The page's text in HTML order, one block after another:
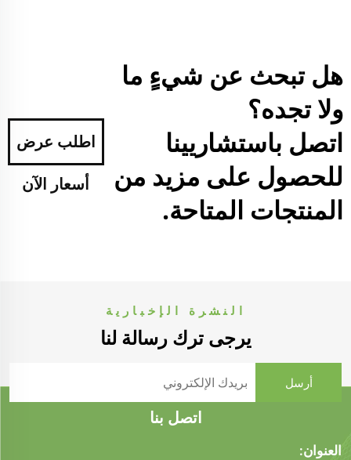
هل تبحث عن شيءٍ ما
ولا تجده؟
اتصل باستشاريينا
للحصول على مزيد من
المنتجات المتاحة.
اطلب عرض
أسعار الآن
النشرة الإخبارية
يرجى ترك رسالة لنا
اتصل بنا
العنوان: